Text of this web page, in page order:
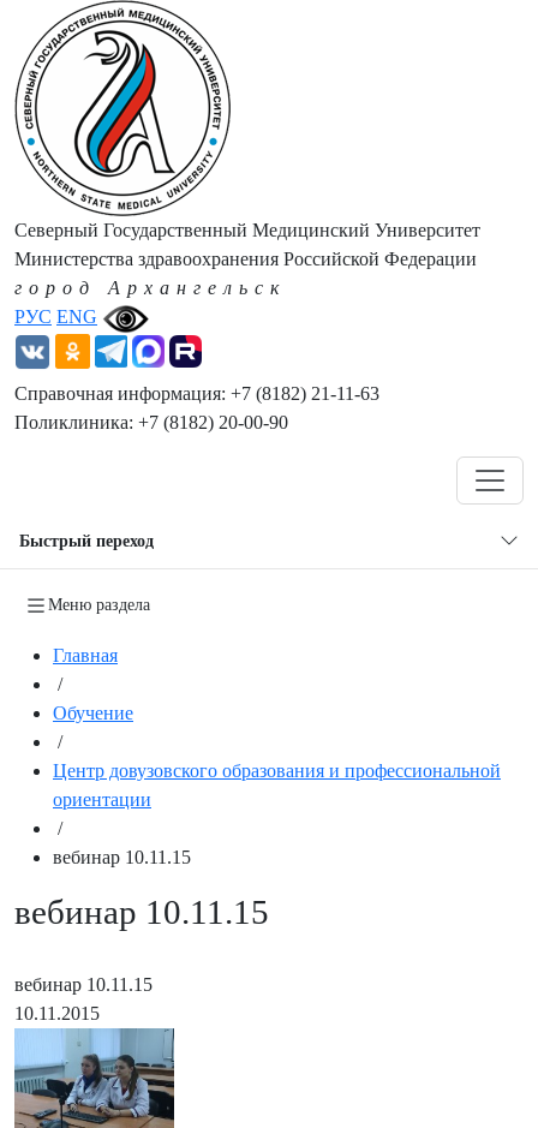
РУС ENG
Северный Государственный Медицинский Университет
Министерства здравоохранения Российской Федерации
город Архангельск
Справочная информация: +7 (8182) 21-11-63
Поликлиника: +7 (8182) 20-00-90
Быстрый переход
Меню раздела
Главная
/
Обучение
/
Центр довузовского образования и профессиональной
ориентации
/
вебинар 10.11.15
вебинар 10.11.15
вебинар 10.11.15
10.11.2015